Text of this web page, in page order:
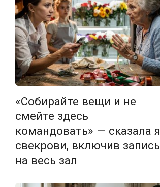
«Собирайте вещи и не
смейте здесь
командовать» — сказала я
свекрови, включив запись
на весь зал